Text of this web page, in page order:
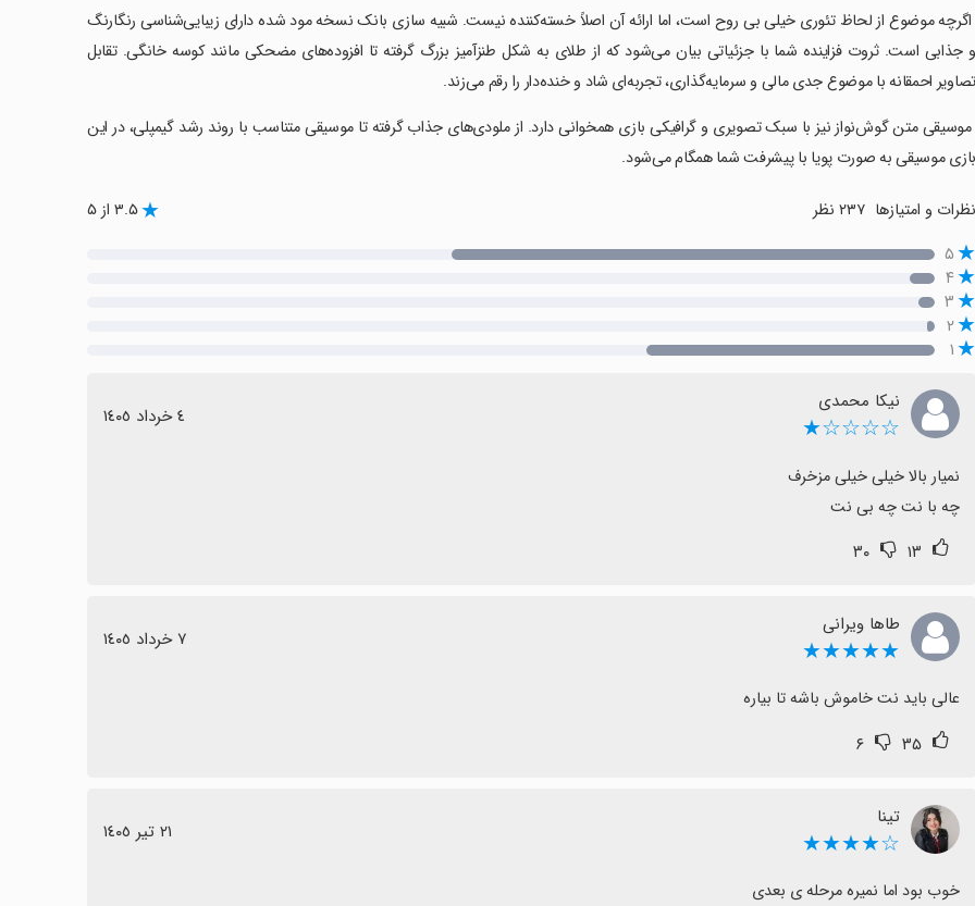
‏ اگرچه موضوع از لحاظ تئوری خیلی بی روح است، اما ارائه آن اصلاً خسته‌کننده نیست. شبیه سازی بانک نسخه مود شده دارای زیبایی‌شناسی رنگارنگ
و جذابی است. ثروت فزاینده شما با جزئیاتی بیان می‌شود که از طلای به شکل طنزآمیز بزرگ گرفته تا افزوده‌های مضحکی مانند کوسه خانگی. تقابل
تصاویر احمقانه با موضوع جدی مالی و سرمایه‌گذاری، تجربه‌ای شاد و خنده‌دار را رقم می‌زند.
‏ موسیقی متن گوش‌نواز نیز با سبک تصویری و گرافیکی بازی همخوانی دارد. از ملودی‌های جذاب گرفته تا موسیقی متناسب با روند رشد گیمپلی، در این
بازی موسیقی به صورت پویا با پیشرفت شما همگام می‌شود.
نظرات و امتیازها ۲۳۷ نظر ۳.۵ از ۵
۵
۴
۳
۲
۱
نیکا محمدی
☆☆☆☆★ ٤ خرداد ١٤٠٥
چه با نت چه بی نت
۱۳ ۳۰
طاها ویرانی
★★★★★ ٧ خرداد ١٤٠٥
عالی باید نت خاموش باشه تا بیاره
۳۵ ۶
تینا
☆★★★★ ٢١ تیر ١٤٠٥
خوب بود اما نمیره مرحله ی بعدی